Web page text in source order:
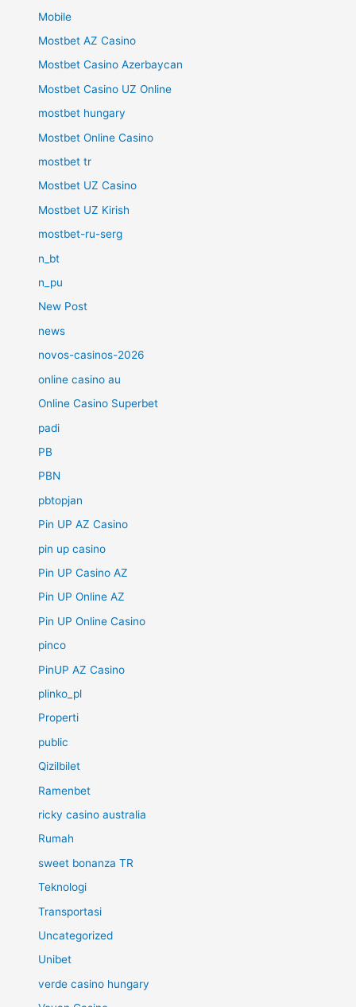
Mobile
Mostbet AZ Casino
Mostbet Casino Azerbaycan
Mostbet Casino UZ Online
mostbet hungary
Mostbet Online Casino
mostbet tr
Mostbet UZ Casino
Mostbet UZ Kirish
mostbet-ru-serg
n_bt
n_pu
New Post
news
novos-casinos-2026
online casino au
Online Casino Superbet
padi
PB
PBN
pbtopjan
Pin UP AZ Casino
pin up casino
Pin UP Casino AZ
Pin UP Online AZ
Pin UP Online Casino
pinco
PinUP AZ Casino
plinko_pl
Properti
public
Qizilbilet
Ramenbet
ricky casino australia
Rumah
sweet bonanza TR
Teknologi
Transportasi
Uncategorized
Unibet
verde casino hungary